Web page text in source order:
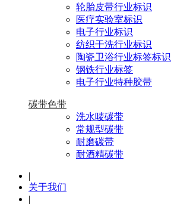
轮胎皮带行业标识
医疗实验室标识
电子行业标识
纺织干洗行业标识
陶瓷卫浴行业标签标识
钢铁行业标签
电子行业特种胶带
碳带色带
洗水唛碳带
常规型碳带
耐磨碳带
耐酒精碳带
|
关于我们
|